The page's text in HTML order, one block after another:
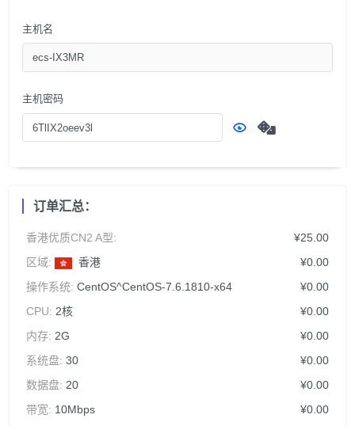
主机名
主机密码
订单汇总：
香港优质CN2 A型:
¥25.00
区域:
香港
¥0.00
操作系统: CentOS^CentOS-7.6.1810-x64
¥0.00
CPU: 2核
¥0.00
内存: 2G
¥0.00
系统盘: 30
¥0.00
数据盘: 20
¥0.00
带宽: 10Mbps
¥0.00